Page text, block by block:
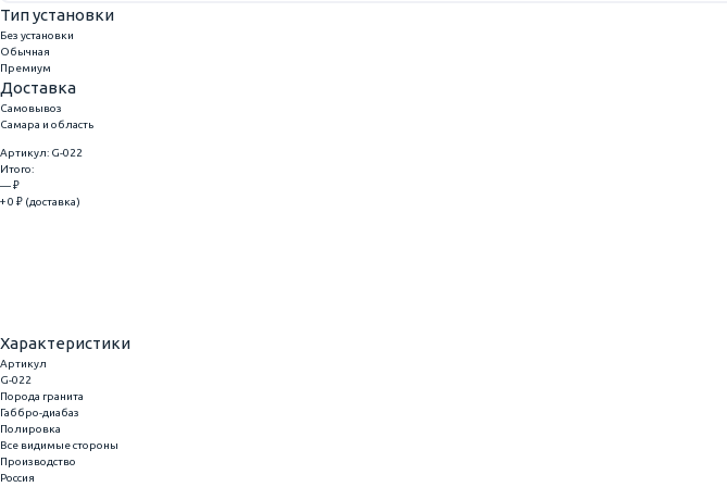
Тип установки
Без установки
Обычная
Премиум
Доставка
Самовывоз
Самара и область
Артикул: G-022
Итого:
— ₽
+ 0 ₽ (доставка)
Характеристики
Артикул
G-022
Порода гранита
Габбро-диабаз
Полировка
Все видимые стороны
Производство
Россия